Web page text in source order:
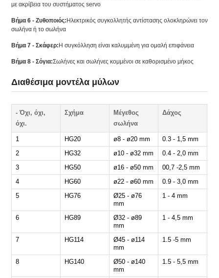
με ακρίβεια του συστήματος servo
Βήμα 6 - Ζυθοποιός:Ηλεκτρικός συγκολλητής αντίστασης ολοκληρώνει τον
σωλήνα ή το σωλήνα
Βήμα 7 - Σκάφερ:Η συγκόλληση είναι καλυμμένη για ομαλή επιφάνεια
Βήμα 8 - Σόγια:Σωλήνες και σωλήνες κομμένοι σε καθορισμένο μήκος
Διαθέσιμα μοντέλα μύλων
- Όχι, όχι,
όχι.
Σχήμα
Μέγεθος
σωλήνα
Δάχος
1 HG20 ø8 - ø20 mm 0.3 - 1,5 mm
2
HG32 ø10 - ø32 mm 0.4 - 2,0 mm
3
HG50 ø16 - ø50 mm 00,7 -2,5 mm
4
HG60 ø22 - ø60 mm 0.9 - 3,0 mm
5
HG76
Ø25 - ø76
mm
1 - 4 mm
6 HG89
Ø32 - ø89
mm
1 - 4,5 mm
7 HG114
Ø45 - ø114
mm
1.5 -5 mm
8 HG140
Ø50 - ø140
mm
1.5 - 5,5 mm